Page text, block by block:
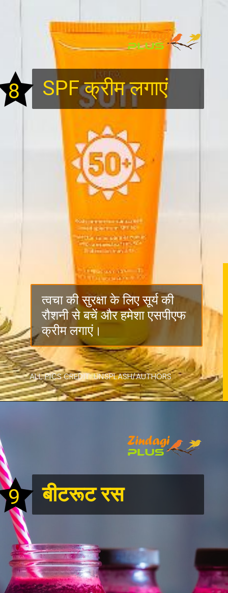
त्वचा की सुरक्षा के लिए सूर्य की
रौशनी से बचें और हमेशा एसपीएफ
क्रीम लगाएं।
ALL PICS CREDIT: UNSPLASH/AUTHORS
8 SPF क्रीम लगाएं
9 बीटरूट रस